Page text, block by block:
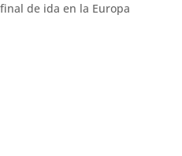
de ida en la Europa